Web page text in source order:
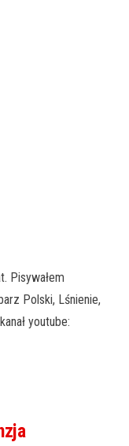
Pisywałem
Polski, Lśnienie,
youtube: